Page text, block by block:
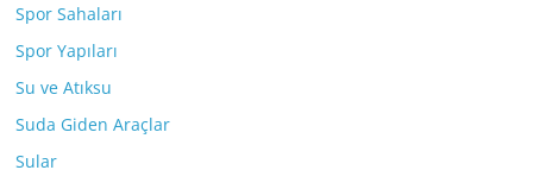
Spor Sahaları
Spor Yapıları
Su ve Atıksu
Suda Giden Araçlar
Sular